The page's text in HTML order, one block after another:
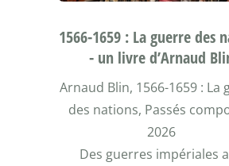
1566-1659 : La guerre des
- un livre d’Arnaud
Arnaud Blin, 1566-1659 : La
des nations, Passés
2026
Des guerres impériales